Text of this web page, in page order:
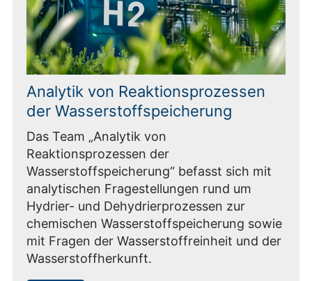
Analytik von Reaktionsprozessen
der Wasserstoffspeicherung
Das Team „Analytik von
Reaktionsprozessen der
Wasserstoffspeicherung“ befasst sich mit
analytischen Fragestellungen rund um
Hydrier- und Dehydrierprozessen zur
chemischen Wasserstoffspeicherung sowie
mit Fragen der Wasserstoffreinheit und der
Wasserstoffherkunft.